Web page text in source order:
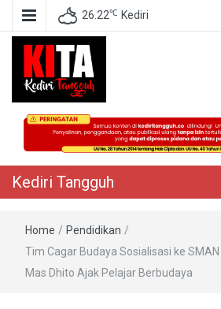
26.22℃ Kediri
Kediri
Berita Akurat Terpercaya
Kediri Tangguh
Home / Pendidikan /
Tim Cagar Budaya Sosialisasi ke
Mas Dhito Ajak Pelajar Berbudaya